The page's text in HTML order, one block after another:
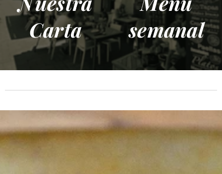
Carta
semanal